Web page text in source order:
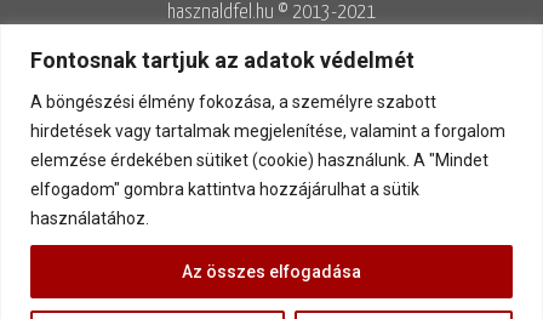
Fontosnak tartjuk az adatok védelmét
A böngészési élmény fokozása, a személyre szabott
hirdetések vagy tartalmak megjelenítése, valamint a forgalom
elemzése érdekében sütiket (cookie) használunk. A "Mindet
elfogadom" gombra kattintva hozzájárulhat a sütik
használatához.
Az összes elfogadása
hasznaldfel.hu © 2013-2021
Írásaim szerzői jogi védelem alatt állnak, felhasználásuk kizárólag az
Adatvédelmi szabályzatnak megfelelően engedélyezett.
Adatvédelem◊Adatkezelés◊Általános szerződési feltételek◊
Kapcsolat